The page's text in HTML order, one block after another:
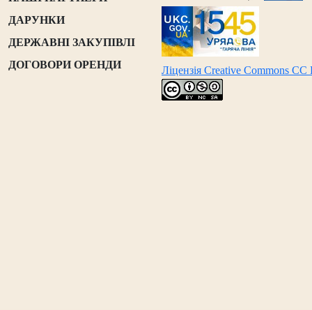
ДАРУНКИ
ДЕРЖАВНІ ЗАКУПІВЛІ
ДОГОВОРИ ОРЕНДИ
Ліцензія Creative Commons